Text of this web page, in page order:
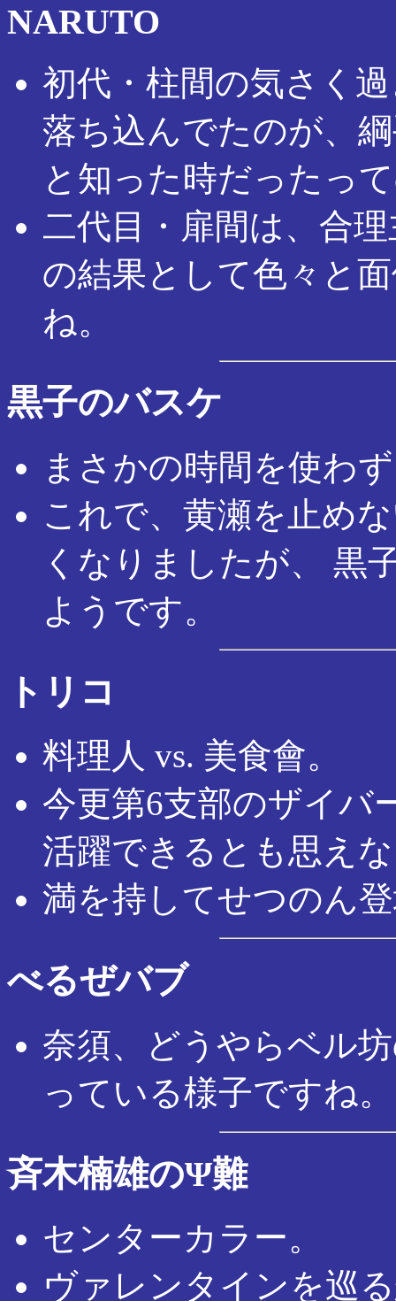
NARUTO
初代・柱間の気さく
落ち込んでたのが、
と知った時だったっ
二代目・扉間は、合
の結果として色々と
ね。
黒子のバスケ
まさかの時間を使わ
これで、黄瀬を止め
くなりましたが、 黒
ようです。
トリコ
料理人 vs. 美食會。
今更第6支部のザイバ
活躍できるとも思え
満を持してせつのん
べるぜバブ
奈須、どうやらベル
っている様子ですね。
斉木楠雄のΨ難
センターカラー。
ヴァレンタインを巡